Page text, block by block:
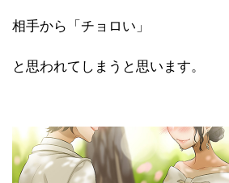
相手から「チョロい」
と思われてしまうと思います。